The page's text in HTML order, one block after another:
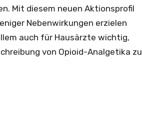
Mit diesem neuen Aktionsprofil
Nebenwirkungen erzielen
auch für Hausärzte wichtig,
von Opioid-Analgetika zu